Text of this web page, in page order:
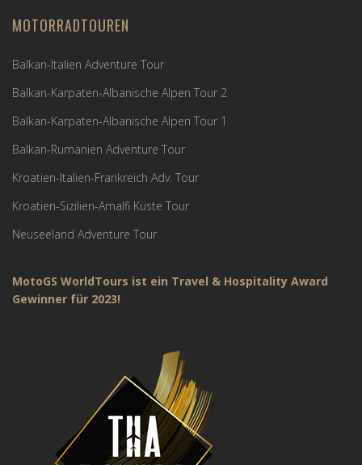
MOTORRADTOUREN
Balkan-Italien Adventure Tour
Balkan-Karpaten-Albanische Alpen Tour 2
Balkan-Karpaten-Albanische Alpen Tour 1
Balkan-Rumänien Adventure Tour
Kroatien-Italien-Frankreich Adv. Tour
Kroatien-Sizilien-Amalfi Küste Tour
Neuseeland Adventure Tour
MotoGS WorldTours ist ein Travel & Hospitality Award
Gewinner für 2023!